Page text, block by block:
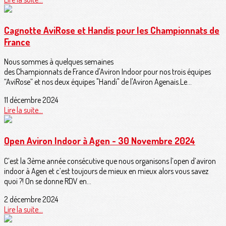
Cagnotte AviRose et Handis pour les Championnats de
France
Nous sommes à quelques semaines
des Championnats de France d'Aviron Indoor pour nos trois équipes
“AviRose” et nos deux équipes "Handi" de l'Aviron Agenais.Le...
11 décembre 2024
Lire la suite...
Open Aviron Indoor à Agen - 30 Novembre 2024
C’est la 3ème année consécutive que nous organisons l’open d’aviron
indoor à Agen et c’est toujours de mieux en mieux alors vous savez
quoi ?! On se donne RDV en...
2 décembre 2024
Lire la suite...